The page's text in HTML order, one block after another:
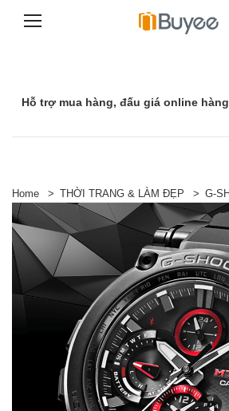
ộ
d
u
n
g
Hỗ trợ mua hàng, đấu giá online
Home > THỜI TRANG & LÀM ĐẸP > G-